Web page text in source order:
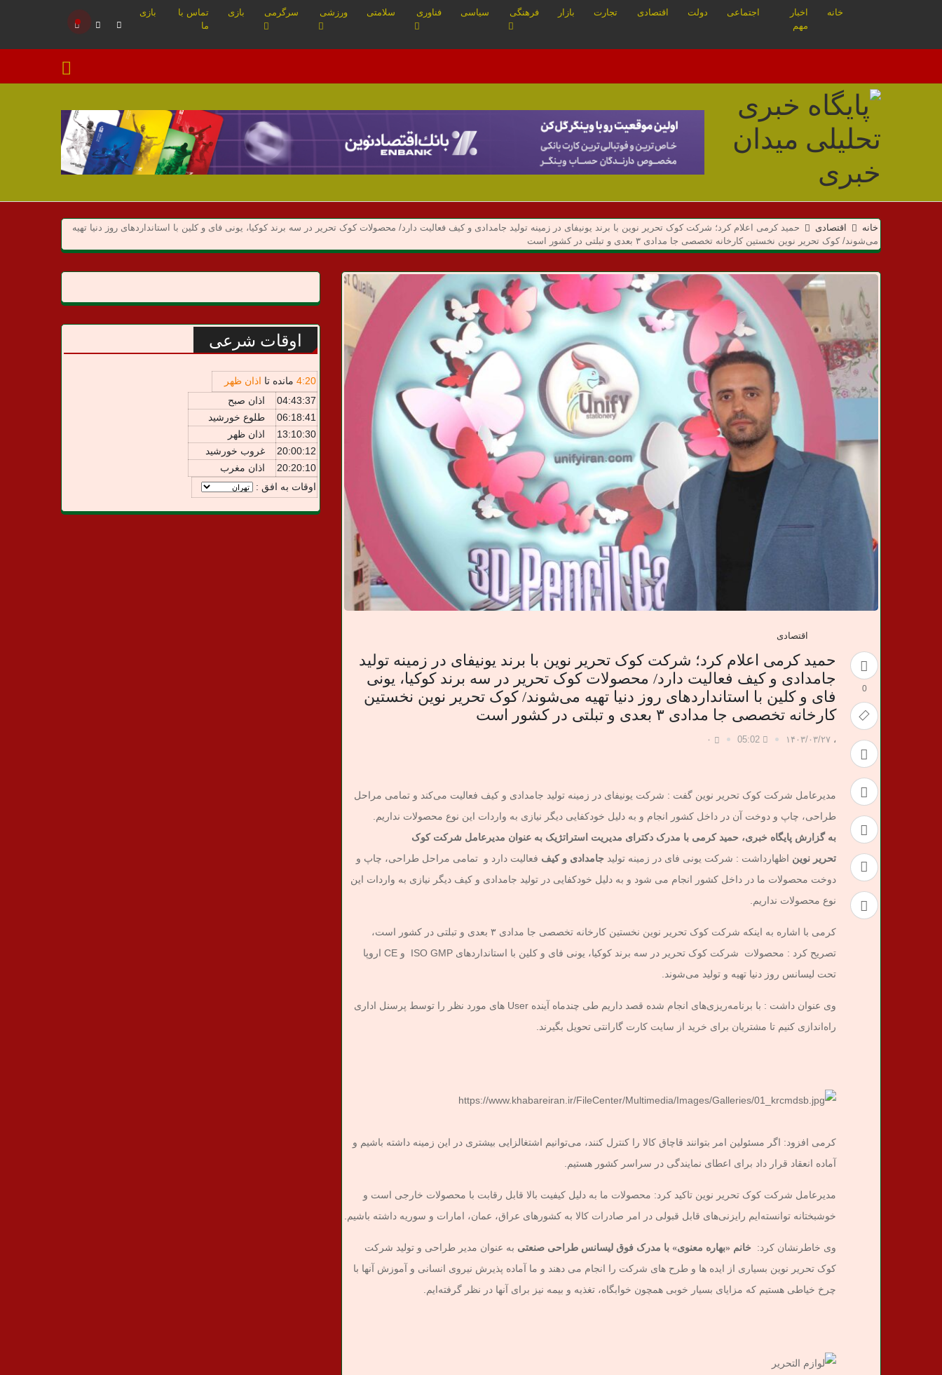
خانه
اخبار
مهم
اجتماعی دولت اقتصادی تجارت بازار فرهنگی سیاسی فناوری سلامتی ورزشی سرگرمی بازی
تماس با
ما
بازی
م
ی
د
ن
خ
ب
ر
خانه اقتصادی
حمید کرمی اعلام کرد؛ شرکت کوک تحریر نوین با برند یونیفای در زمینه تولید جامدادی و کیف فعالیت دارد/ محصولات کوک تحریر در سه برند کوکیا، یونی فای و کلین با استانداردهای روز دنیا تهیه
می‌شوند/ کوک تحریر نوین نخستین کارخانه تخصصی جا مدادی ۳ بعدی و تبلتی در کشور است
0
اقتصادی
حمید کرمی اعلام کرد؛ شرکت کوک تحریر نوین با برند یونیفای در زمینه تولید
جامدادی و کیف فعالیت دارد/ محصولات کوک تحریر در سه برند کوکیا، یونی
فای و کلین با استانداردهای روز دنیا تهیه می‌شوند/ کوک تحریر نوین نخستین
کارخانه تخصصی جا مدادی ۳ بعدی و تبلتی در کشور است
، ۱۴۰۳/۰۳/۲۷ 05:02 ۰
مدیرعامل شرکت کوک تحریر نوین گفت : شرکت یونیفای در زمینه تولید جامدادی و کیف فعالیت می‌کند و تمامی مراحل
طراحی، چاپ و دوخت آن در داخل کشور انجام و به دلیل خودکفایی دیگر نیازی به واردات این نوع محصولات نداریم.
به گزارش پایگاه خبری، حمید کرمی با مدرک دکترای مدیریت استراتژیک به عنوان مدیرعامل شرکت کوک
تحریر نوین اظهارداشت : شرکت یونی فای در زمینه تولید جامدادی و کیف فعالیت دارد و تمامی مراحل طراحی، چاپ و
دوخت محصولات ما در داخل کشور انجام می شود و به دلیل خودکفایی در تولید جامدادی و کیف دیگر نیازی به واردات این
نوع محصولات نداریم.
کرمی با اشاره به اینکه شرکت کوک تحریر نوین نخستین کارخانه تخصصی جا مدادی ۳ بعدی و تبلتی در کشور است،
تصریح کرد : محصولات شرکت کوک تحریر در سه برند کوکیا، یونی فای و کلین با استانداردهای ISO GMP و CE اروپا
تحت لیسانس روز دنیا تهیه و تولید می‌شوند.
وی عنوان داشت : با برنامه‌ریزی‌های انجام شده قصد داریم طی چندماه آینده User های مورد نظر را توسط پرسنل اداری
راه‌اندازی کنیم تا مشتریان برای خرید از سایت کارت گارانتی تحویل بگیرند.
کرمی افزود: اگر مسئولین امر بتوانند قاچاق کالا را کنترل کنند، می‌توانیم اشتغالزایی بیشتری در این زمینه داشته باشیم و
آماده انعقاد قرار داد برای اعطای نمایندگی در سراسر کشور هستیم.
مدیرعامل شرکت کوک تحریر نوین تاکید کرد: محصولات ما به دلیل کیفیت بالا قابل رقابت با محصولات خارجی است و
خوشبختانه توانسته‌ایم رایزنی‌های قابل قبولی در امر صادرات کالا به کشورهای عراق، عمان، امارات و سوریه داشته باشیم.
وی خاطرنشان کرد: خانم «بهاره معنوی» با مدرک فوق لیسانس طراحی صنعتی به عنوان مدیر طراحی و تولید شرکت
کوک تحریر نوین بسیاری از ایده ها و طرح های شرکت را انجام می دهند و ما آماده پذیرش نیروی انسانی و آموزش آنها با
چرخ خیاطی هستیم که مزایای بسیار خوبی همچون خوابگاه، تغذیه و بیمه نیز برای آنها در نظر گرفته‌ایم.
اوقات شرعی
4:20 مانده تا اذان ظهر
04:43:37
اذان صبح
06:18:41
طلوع خورشید
13:10:30
اذان ظهر
20:00:12
غروب خورشید
20:20:10
اذان مغرب
اوقات به افق :